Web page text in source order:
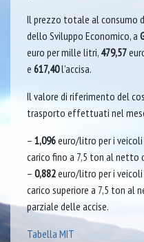
Il prezzo totale al consumo
dello Sviluppo Economico, a
euro per mille litri, 479,57
e 617,40l’accisa.
Il valore di riferimento del
trasporto effettuati nel
– 1,096euro/litro per i veicoli
carico fino a 7,5 ton al netto
– 0,882euro/litro per i veicoli
carico superiore a 7,5 ton al
parziale delle accise.
Tabella MIT